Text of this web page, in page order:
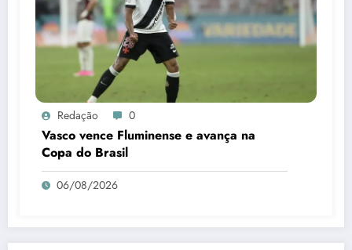
Redação 0
Vasco vence Fluminense e avança na
Copa do Brasil
06/08/2026